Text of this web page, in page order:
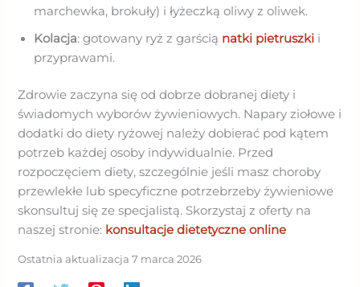
marchewka, brokuły) i łyżeczką oliwy z oliwek.
Kolacja: gotowany ryż z garścią natki pietruszki i
przyprawami.
Zdrowie zaczyna się od dobrze dobranej diety i
świadomych wyborów żywieniowych. Napary ziołowe i
dodatki do diety ryżowej należy dobierać pod kątem
potrzeb każdej osoby indywidualnie. Przed
rozpoczęciem diety, szczególnie jeśli masz choroby
przewlekłe lub specyficzne potrzebrzeby żywieniowe
skonsultuj się ze specjalistą. Skorzystaj z oferty na
naszej stronie: konsultacje dietetyczne online
Ostatnia aktualizacja 7 marca 2026